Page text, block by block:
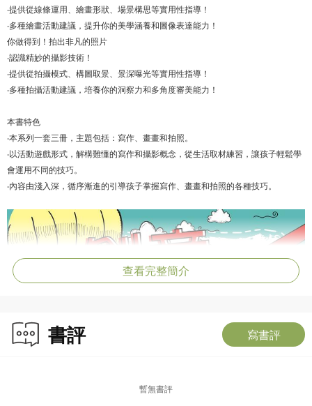
‧提供從線條運用、繪畫形狀、場景構思等實用性指導！
‧多種繪畫活動建議，提升你的美學涵養和圖像表達能力！
你做得到！拍出非凡的照片
‧認識精妙的攝影技術！
‧提供從拍攝模式、構圖取景、景深曝光等實用性指導！
‧多種拍攝活動建議，培養你的洞察力和多角度審美能力！
本書特色
‧本系列一套三冊，主題包括：寫作、畫畫和拍照。
‧以活動遊戲形式，解構難懂的寫作和攝影概念，從生活取材練習，讓孩子輕鬆學
會運用不同的技巧。
‧內容由淺入深，循序漸進的引導孩子掌握寫作、畫畫和拍照的各種技巧。
查看完整簡介
書評 寫書評
暫無書評